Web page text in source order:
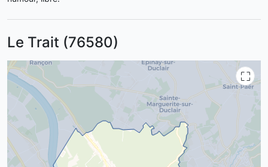
Le Trait (76580)